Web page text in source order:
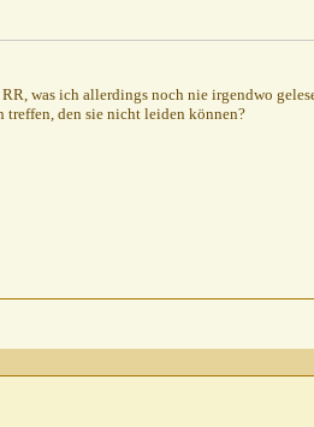
was ich allerdings noch nie irgendwo
treffen, den sie nicht leiden können?